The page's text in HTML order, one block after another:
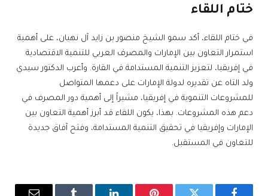
ختام اللقاء
في ختام اللقاء، أكد سمو الشيخ منصور بن زايد آل نهيان، على أهمية
استمرار التعاون بين الإمارات والمصرف العربي للتنمية الاقتصادية
في إفريقيا، لتعزيز التنمية المستدامة في القارة. وأعرب الدكتور سيدي
ولد التاه عن تقديره لدولة الإمارات على دعمها المتواصل
للمشروعات التنموية في إفريقيا، مشيراً إلى أهمية دور المصرف في
دعم هذه المشروعات. بهذا، يكون اللقاء قد أبرز أهمية التعاون بين
الإمارات وإفريقيا في تحقيق التنمية المستدامة، وفتح آفاق جديدة
للتعاون في المستقبل.